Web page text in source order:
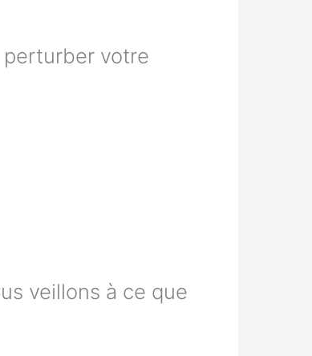
votre
veillons à ce que